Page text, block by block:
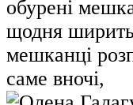
обурені
щодня
мешканці
саме вночі,